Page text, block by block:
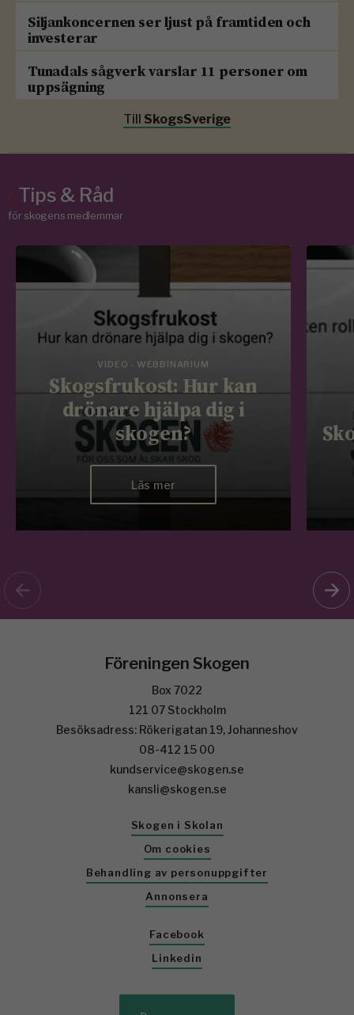
Siljankoncernen ser ljust på framtiden och
investerar
Tunadals sågverk varslar 11 personer om
uppsägning
Till SkogsSverige
/Tips & Råd
för skogens medlemmar
VIDEO - WEBBINARIUM
Skogsfrukost: Hur kan
drönare hjälpa dig i
skogen?
Läs mer
Föreningen Skogen
Box 7022
121 07 Stockholm
Besöksadress: Rökerigatan 19, Johanneshov
08-412 15 00
kundservice@skogen.se
kansli@skogen.se
Skogen i Skolan
Om cookies
Behandling av personuppgifter
Annonsera
Facebook
Linkedin